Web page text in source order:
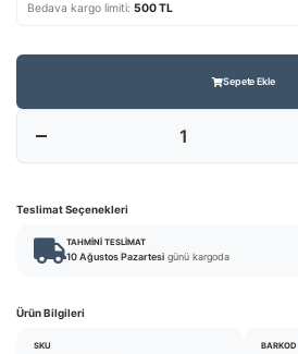
Bedava kargo limiti: 500 TL
Sepete Ekle
Teslimat Seçenekleri
TAHMINI TESLIMAT
10 Ağustos Pazartesi günü kargoda
Ürün Bilgileri
SKU BARKOD